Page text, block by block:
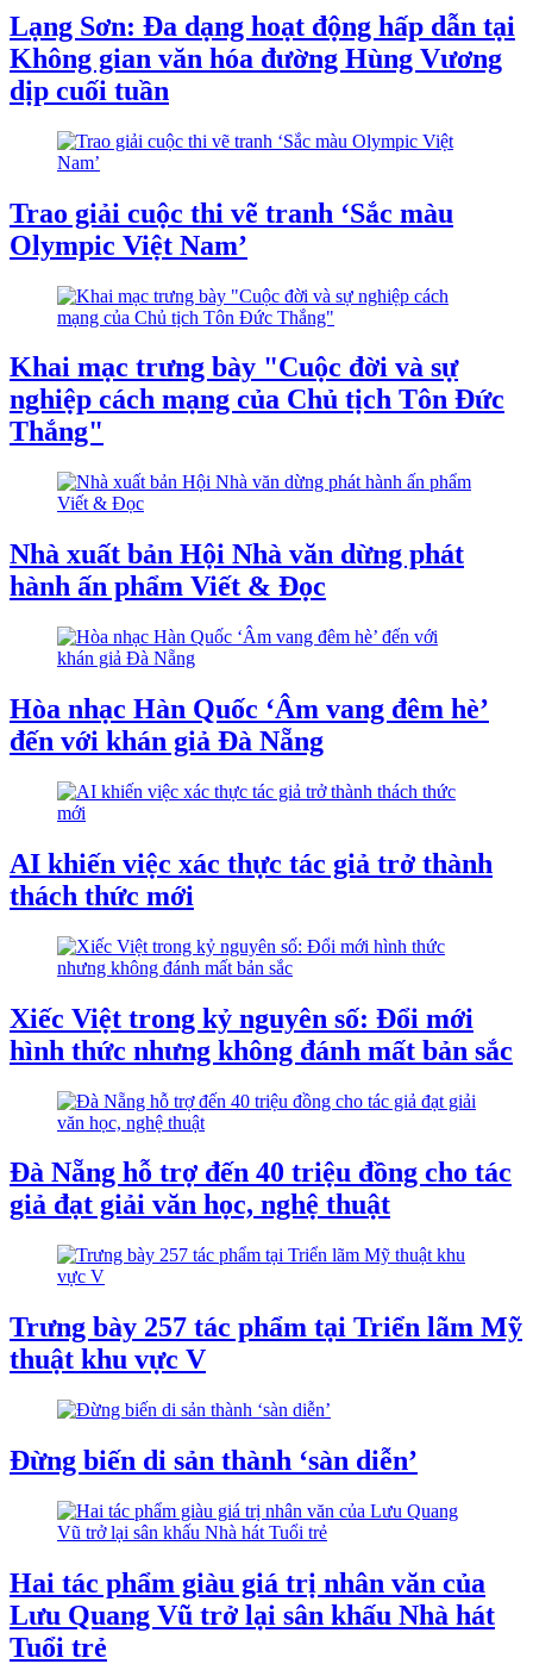
Lạng Sơn: Đa dạng hoạt động hấp dẫn tại
Không gian văn hóa đường Hùng Vương
dịp cuối tuần
Trao giải cuộc thi vẽ tranh ‘Sắc màu
Olympic Việt Nam’
Khai mạc trưng bày "Cuộc đời và sự
nghiệp cách mạng của Chủ tịch Tôn Đức
Thắng"
Nhà xuất bản Hội Nhà văn dừng phát
hành ấn phẩm Viết & Đọc
Hòa nhạc Hàn Quốc ‘Âm vang đêm hè’
đến với khán giả Đà Nẵng
AI khiến việc xác thực tác giả trở thành
thách thức mới
Xiếc Việt trong kỷ nguyên số: Đổi mới
hình thức nhưng không đánh mất bản sắc
Đà Nẵng hỗ trợ đến 40 triệu đồng cho tác
giả đạt giải văn học, nghệ thuật
Trưng bày 257 tác phẩm tại Triển lãm Mỹ
thuật khu vực V
Đừng biến di sản thành ‘sàn diễn’
Hai tác phẩm giàu giá trị nhân văn của
Lưu Quang Vũ trở lại sân khấu Nhà hát
Tuổi trẻ